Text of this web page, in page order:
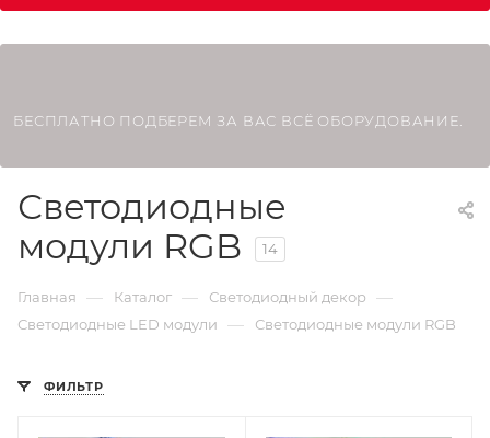
БЕСПЛАТНО ПОДБЕРЕМ ЗА ВАС ВСЁ ОБОРУДОВАНИЕ.
Светодиодные
модули RGB
14
Главная — Каталог — Светодиодный декор —
Светодиодные LED модули — Светодиодные модули RGB
ФИЛЬТР